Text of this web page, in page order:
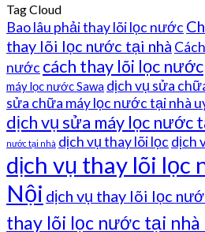
Tag Cloud
Bao lâu phải thay lõi lọc nước
thay lõi lọc nước tại nhà
nước cách thay lõi lọc nước
máy lọc nước Sawa dịch vụ sửa
sửa chữa máy lọc nước tại nhà
dịch vụ sửa máy lọc nước
nước tại nhà dịch vụ thay lõi lọc dịch
dịch vụ thay lõi lọc
Nội dịch vụ thay lõi lọc
thay lõi lọc nước tại nhà